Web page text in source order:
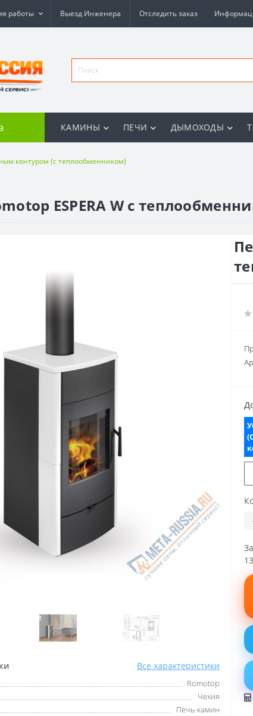
работы Выезд Инженера Отследить заказ
КАМИНЫ ПЕЧИ ДЫМОХОДЫ
контуром (с теплообменником)
ESPERA W с
Все характеристики
Romotop
Чехия
Печь-камин